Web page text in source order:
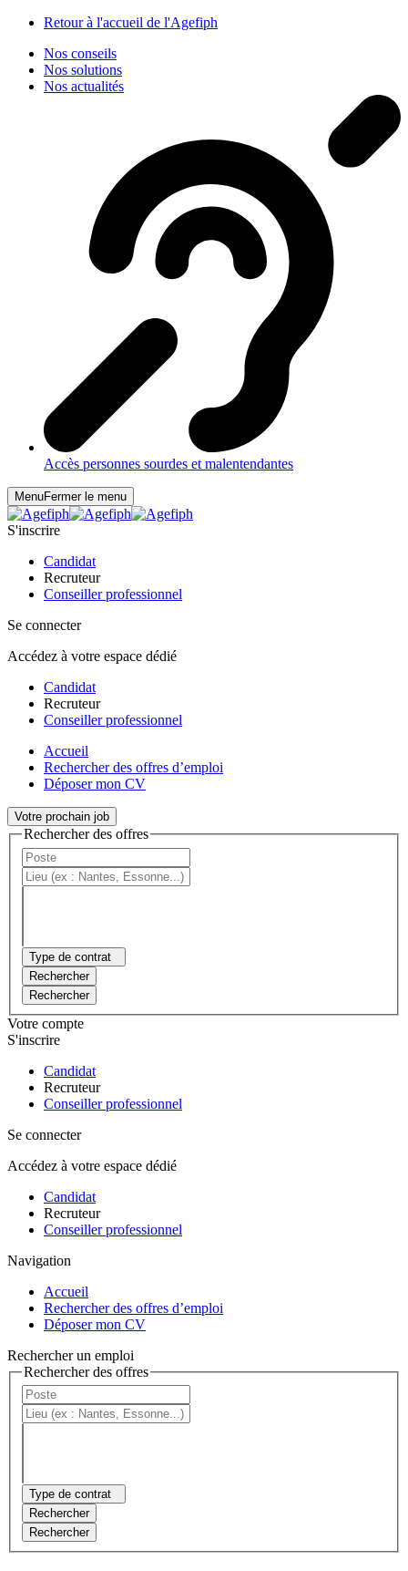
Retour à l'accueil de l'Agefiph
Nos conseils
Nos solutions
Nos actualités
Accès personnes sourdes et malentendantes
MenuFermer le menu
S'inscrire
Candidat
Recruteur
Conseiller professionnel
Se connecter
Accédez à votre espace dédié
Candidat
Recruteur
Conseiller professionnel
Accueil
Rechercher des offres d’emploi
Déposer mon CV
Votre prochain job
Rechercher des offres
Type de contrat
Rechercher
Rechercher
Votre compte
S'inscrire
Candidat
Recruteur
Conseiller professionnel
Se connecter
Accédez à votre espace dédié
Candidat
Recruteur
Conseiller professionnel
Navigation
Accueil
Rechercher des offres d’emploi
Déposer mon CV
Rechercher un emploi
Rechercher des offres
Type de contrat
Rechercher
Rechercher